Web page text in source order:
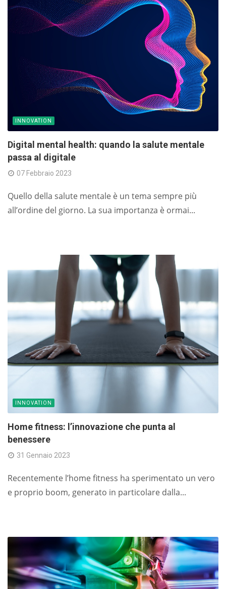
INNOVATION
Digital mental health: quando la salute mentale
passa al digitale
07 Febbraio 2023
Quello della salute mentale è un tema sempre più
all’ordine del giorno. La sua importanza è ormai...
INNOVATION
Home fitness: l’innovazione che punta al
benessere
31 Gennaio 2023
Recentemente l’home fitness ha sperimentato un vero
e proprio boom, generato in particolare dalla...